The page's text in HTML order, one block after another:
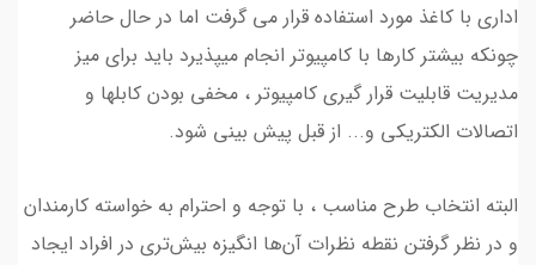
اداری با کاغذ مورد استفاده قرار می گرفت اما در حال حاضر
چونکه بیشتر کارها با کامپیوتر انجام میپذیرد باید برای میز
مدیریت قابلیت قرار گیری کامپیوتر ، مخفی بودن کابلها و
اتصالات الکتریکی و... از قبل پیش بینی شود.
البته انتخاب طرح مناسب ، با توجه و احترام به خواسته کارمندان
و در نظر گرفتن نقطه نظرات آن‌ها انگیزه بیش‌تری در افراد ایجاد